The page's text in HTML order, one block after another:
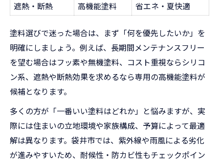
遮熱・断熱 高機能塗料 省エネ・夏快適
塗料選びで迷った場合は、まず「何を優先したいか」を
明確にしましょう。例えば、長期間メンテナンスフリー
を望む場合はフッ素や無機塗料、コスト重視ならシリコ
ン系、遮熱や断熱効果を求めるなら専用の高機能塗料が
候補となります。
多くの方が「一番いい塗料はどれか」と悩みますが、実
際には住まいの立地環境や家族構成、予算によって最適
解は異なります。袋井市では、紫外線や雨風による劣化
が進みやすいため、耐候性・防カビ性もチェックポイン